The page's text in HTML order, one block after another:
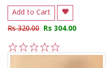
Add to Cart
Rs 320.00 Rs 304.00
5
4
3
2
1